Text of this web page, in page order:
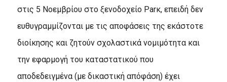
στις 5 Νοεμβρίου στο ξενοδοχείο Parκ, επειδή δεν
ευθυγραμμίζονται με τις αποφάσεις της εκάστοτε
διοίκησης και ζητούν σχολαστικά νομιμότητα και
την εφαρμογή του καταστατικού που
αποδεδειγμένα (με δικαστική απόφάση) έχει